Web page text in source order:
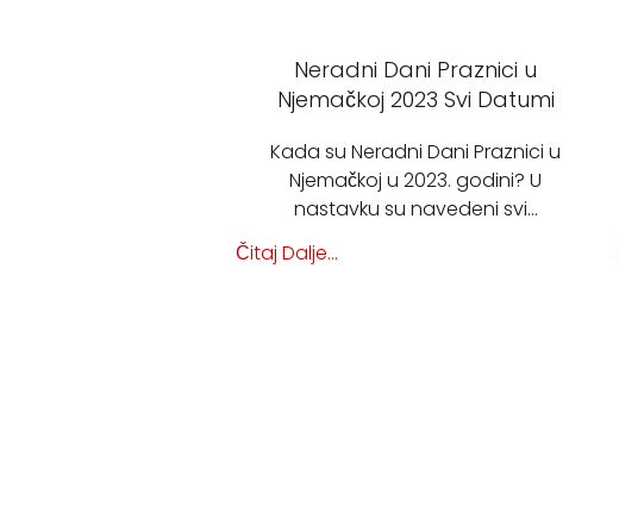
Neradni Dani Praznici u
Njemačkoj 2023 Svi Datumi
Kada su Neradni Dani Praznici u
Njemačkoj u 2023. godini? U
nastavku su navedeni svi…
Čitaj Dalje...